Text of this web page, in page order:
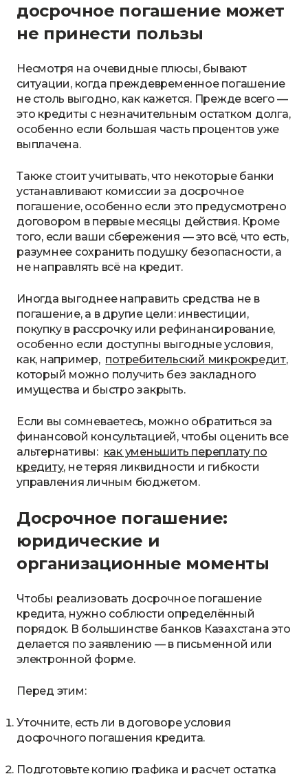
досрочное погашение может
не принести пользы
Несмотря на очевидные плюсы, бывают
ситуации, когда преждевременное погашение
не столь выгодно, как кажется. Прежде всего —
это кредиты с незначительным остатком долга,
особенно если большая часть процентов уже
выплачена.
Также стоит учитывать, что некоторые банки
устанавливают комиссии за досрочное
погашение, особенно если это предусмотрено
договором в первые месяцы действия. Кроме
того, если ваши сбережения — это всё, что есть,
разумнее сохранить подушку безопасности, а
не направлять всё на кредит.
Иногда выгоднее направить средства не в
погашение, а в другие цели: инвестиции,
покупку в рассрочку или рефинансирование,
особенно если доступны выгодные условия,
как, например, потребительский микрокредит,
который можно получить без закладного
имущества и быстро закрыть.
Если вы сомневаетесь, можно обратиться за
финансовой консультацией, чтобы оценить все
альтернативы: как уменьшить переплату по
кредиту, не теряя ликвидности и гибкости
управления личным бюджетом.
Досрочное погашение:
юридические и
организационные моменты
Чтобы реализовать досрочное погашение
кредита, нужно соблюсти определённый
порядок. В большинстве банков Казахстана это
делается по заявлению — в письменной или
электронной форме.
Перед этим:
Уточните, есть ли в договоре условия
досрочного погашения кредита.
Подготовьте копию графика и расчет остатка